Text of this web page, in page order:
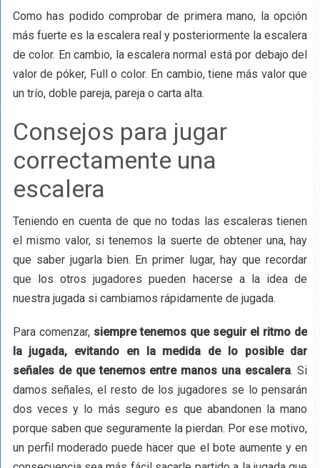
Como has podido comprobar de primera mano, la opción
más fuerte es la escalera real y posteriormente la escalera
de color. En cambio, la escalera normal está por debajo del
valor de póker, Full o color. En cambio, tiene más valor que
un trío, doble pareja, pareja o carta alta.
Consejos para jugar
correctamente una
escalera
Teniendo en cuenta de que no todas las escaleras tienen
el mismo valor, si tenemos la suerte de obtener una, hay
que saber jugarla bien. En primer lugar, hay que recordar
que los otros jugadores pueden hacerse a la idea de
nuestra jugada si cambiamos rápidamente de jugada.
Para comenzar, siempre tenemos que seguir el ritmo de
la jugada, evitando en la medida de lo posible dar
señales de que tenemos entre manos una escalera. Si
damos señales, el resto de los jugadores se lo pensarán
dos veces y lo más seguro es que abandonen la mano
porque saben que seguramente la pierdan. Por ese motivo,
un perfil moderado puede hacer que el bote aumente y en